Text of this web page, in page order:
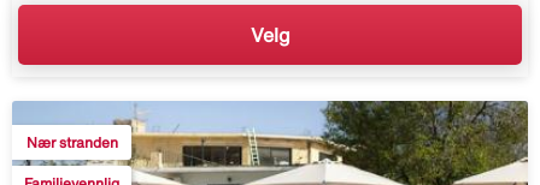
Velg
Nær stranden